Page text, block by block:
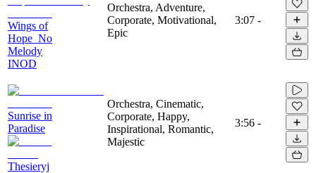
Wings of
Hope_No
Melody
INOD
Orchestra, Adventure,
Corporate, Motivational,
Epic
3:07 -
Sunrise in
Paradise
Thesieryj
Orchestra, Cinematic,
Corporate, Happy,
Inspirational, Romantic,
Majestic
3:56 -